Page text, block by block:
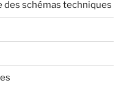
schémas techniques